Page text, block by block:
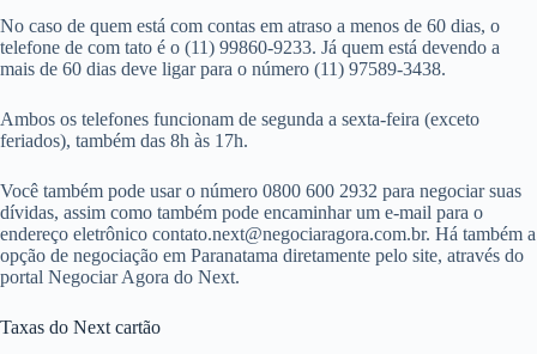
No caso de quem está com contas em atraso a menos de 60 dias, o
telefone de com tato é o (11) 99860-9233. Já quem está devendo a
mais de 60 dias deve ligar para o número (11) 97589-3438.
Ambos os telefones funcionam de segunda a sexta-feira (exceto
feriados), também das 8h às 17h.
Você também pode usar o número 0800 600 2932 para negociar suas
dívidas, assim como também pode encaminhar um e-mail para o
endereço eletrônico contato.next@negociaragora.com.br. Há também a
opção de negociação em Paranatama diretamente pelo site, através do
portal Negociar Agora do Next.
Taxas do Next cartão